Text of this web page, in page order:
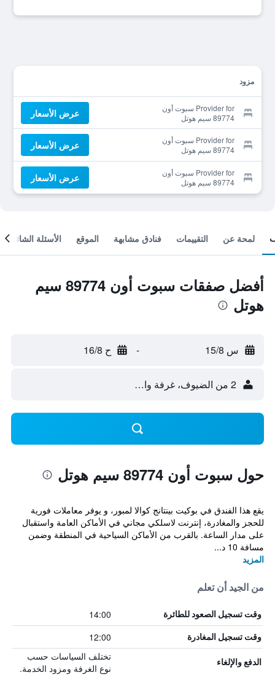
مزود
Provider for سبوت أون
89774 سيم هوتل
عرض الأسعار
Provider for سبوت أون
89774 سيم هوتل
عرض الأسعار
Provider for سبوت أون
89774 سيم هوتل
عرض الأسعار
لمحة عن التقييمات فنادق مشابهة الموقع الأسئلة الشائعة
أفضل صفقات سبوت أون 89774 سيم
هوتل
س 15/8 - ح 16/8
2 من الضيوف، غرفة واحدة
حول سبوت أون 89774 سيم هوتل
يقع هذا الفندق في بوكيت بينتانج كوالا لمبور، و يوفر معاملات فورية
للحجز والمغادرة، إنترنت لاسلكي مجاني في الأماكن العامة واستقبال
على مدار الساعة. بالقرب من الأماكن السياحية في المنطقة وضمن
مسافة 10 د...
المزيد
من الجيد أن تعلم
وقت تسجيل الصعود للطائرة 14:00
وقت تسجيل المغادرة 12:00
الدفع والإلغاء
تختلف السياسات حسب
نوع الغرفة ومزود الخدمة.